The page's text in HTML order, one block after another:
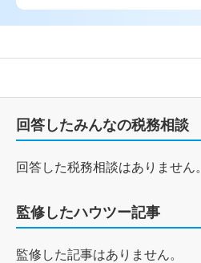
回答したみんなの税務相談
回答した税務相談はありません。
監修したハウツー記事
監修した記事はありません。